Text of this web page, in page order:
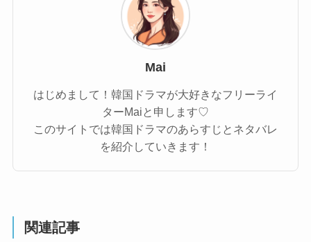
Mai
はじめまして！韓国ドラマが大好きなフリーライ
ターMaiと申します♡
このサイトでは韓国ドラマのあらすじとネタバレ
を紹介していきます！
関連記事